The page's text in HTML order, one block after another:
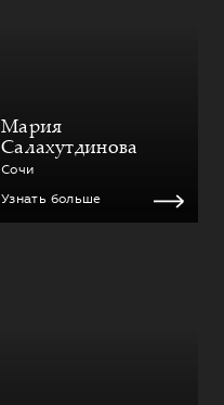
Мария
Салахутдинова
Сочи
Узнать больше